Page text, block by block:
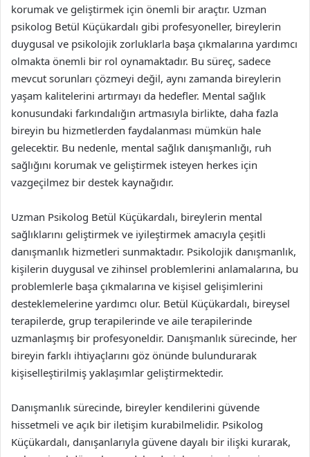
korumak ve geliştirmek için önemli bir araçtır. Uzman
psikolog Betül Küçükardalı gibi profesyoneller, bireylerin
duygusal ve psikolojik zorluklarla başa çıkmalarına yardımcı
olmakta önemli bir rol oynamaktadır. Bu süreç, sadece
mevcut sorunları çözmeyi değil, aynı zamanda bireylerin
yaşam kalitelerini artırmayı da hedefler. Mental sağlık
konusundaki farkındalığın artmasıyla birlikte, daha fazla
bireyin bu hizmetlerden faydalanması mümkün hale
gelecektir. Bu nedenle, mental sağlık danışmanlığı, ruh
sağlığını korumak ve geliştirmek isteyen herkes için
vazgeçilmez bir destek kaynağıdır.
Uzman Psikolog Betül Küçükardalı, bireylerin mental
sağlıklarını geliştirmek ve iyileştirmek amacıyla çeşitli
danışmanlık hizmetleri sunmaktadır. Psikolojik danışmanlık,
kişilerin duygusal ve zihinsel problemlerini anlamalarına, bu
problemlerle başa çıkmalarına ve kişisel gelişimlerini
desteklemelerine yardımcı olur. Betül Küçükardalı, bireysel
terapilerde, grup terapilerinde ve aile terapilerinde
uzmanlaşmış bir profesyoneldir. Danışmanlık sürecinde, her
bireyin farklı ihtiyaçlarını göz önünde bulundurarak
kişiselleştirilmiş yaklaşımlar geliştirmektedir.
Danışmanlık sürecinde, bireyler kendilerini güvende
hissetmeli ve açık bir iletişim kurabilmelidir. Psikolog
Küçükardalı, danışanlarıyla güvene dayalı bir ilişki kurarak,